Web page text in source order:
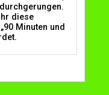
diese
Minuten und